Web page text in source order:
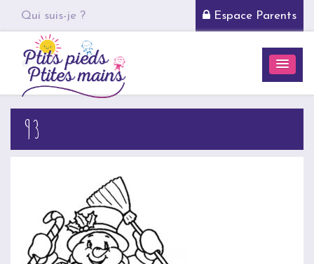
Qui suis-je ? Espace Parents
93